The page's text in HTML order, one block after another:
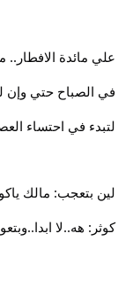
علي مائدة
في الصباح حتي وإن
لتبدء في احتساء
لين بتعجب: مالك
كوثر: هه..لا